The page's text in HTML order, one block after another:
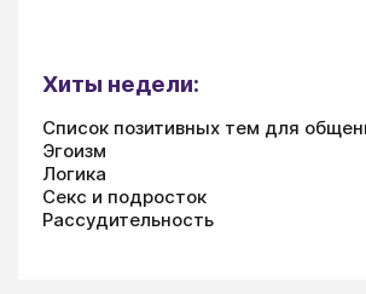
Хиты недели:
Список позитивных тем для
Эгоизм
Логика
Секс и подросток
Рассудительность